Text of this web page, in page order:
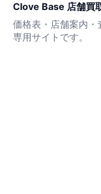
Clove Base 店舗買
価格表・店舗案内・
専用サイトです。